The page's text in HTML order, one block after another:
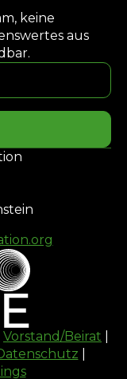
keine
aus
Vorstand/Beirat